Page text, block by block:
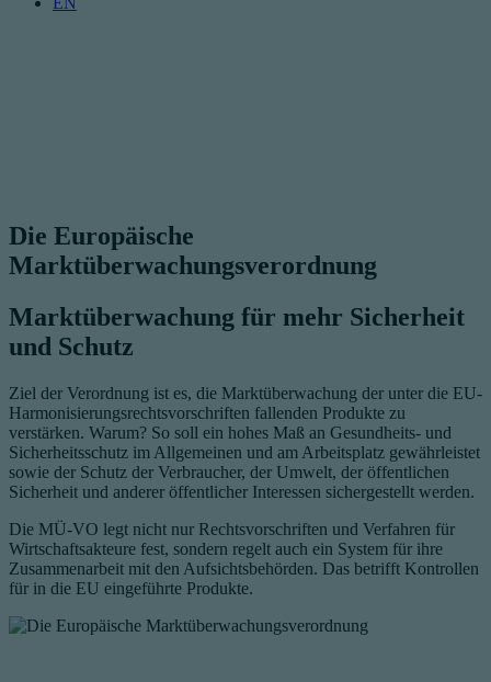
Die Europäische
Marktüberwachungsverordnung
Marktüberwachung für mehr Sicherheit
und Schutz
Ziel der Verordnung ist es, die Marktüberwachung der unter die EU-
Harmonisierungsrechtsvorschriften fallenden Produkte zu
verstärken. Warum? So soll ein hohes Maß an Gesundheits- und
Sicherheitsschutz im Allgemeinen und am Arbeitsplatz gewährleistet
sowie der Schutz der Verbraucher, der Umwelt, der öffentlichen
Sicherheit und anderer öffentlicher Interessen sichergestellt werden.
Die MÜ-VO legt nicht nur Rechtsvorschriften und Verfahren für
Wirtschaftsakteure fest, sondern regelt auch ein System für ihre
Zusammenarbeit mit den Aufsichtsbehörden. Das betrifft Kontrollen
für in die EU eingeführte Produkte.